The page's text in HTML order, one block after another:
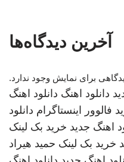
آخرین دیدگاه‌ها
برای نمایش وجود ندارد.
دانلود اهنگ دانلود اهنگ
فالوور اینستاگرام دانلود
اهنگ جدید خرید بک لینک
خرید بک لینک حمید هیراد